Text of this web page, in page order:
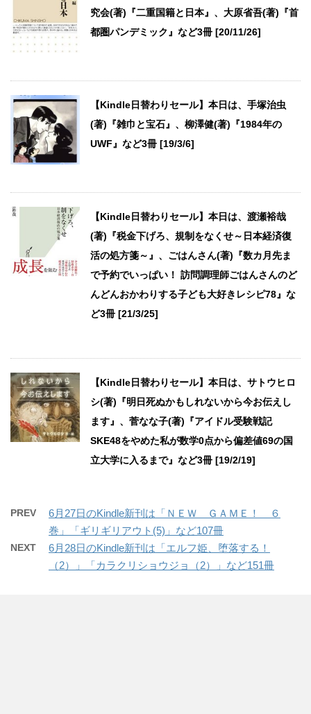
究会(著)『二重国籍と日本』、大原省吾(著)『首
都圏パンデミック』など3冊 [20/11/26]
【Kindle日替わりセール】本日は、手塚治虫
(著)『雑巾と宝石』、柳澤健(著)『1984年の
UWF』など3冊 [19/3/6]
【Kindle日替わりセール】本日は、渡瀬裕哉
(著)『税金下げろ、規制をなくせ～日本経済復
活の処方箋～』、ごはんさん(著)『数カ月先ま
で予約でいっぱい！ 訪問調理師ごはんさんのど
んどんおかわりする子ども大好きレシピ78』な
ど3冊 [21/3/25]
【Kindle日替わりセール】本日は、サトウヒロ
シ(著)『明日死ぬかもしれないから今お伝えし
ます』、菅なな子(著)『アイドル受験戦記
SKE48をやめた私が数学0点から偏差値69の国
立大学に入るまで』など3冊 [19/2/19]
PREV
6月27日のKindle新刊は「ＮＥＷ ＧＡＭＥ！ ６
巻」「ギリギリアウト(5)」など107冊
NEXT
6月28日のKindle新刊は「エルフ姫、堕落する！
（2）」「カラクリショウジョ（2）」など151冊